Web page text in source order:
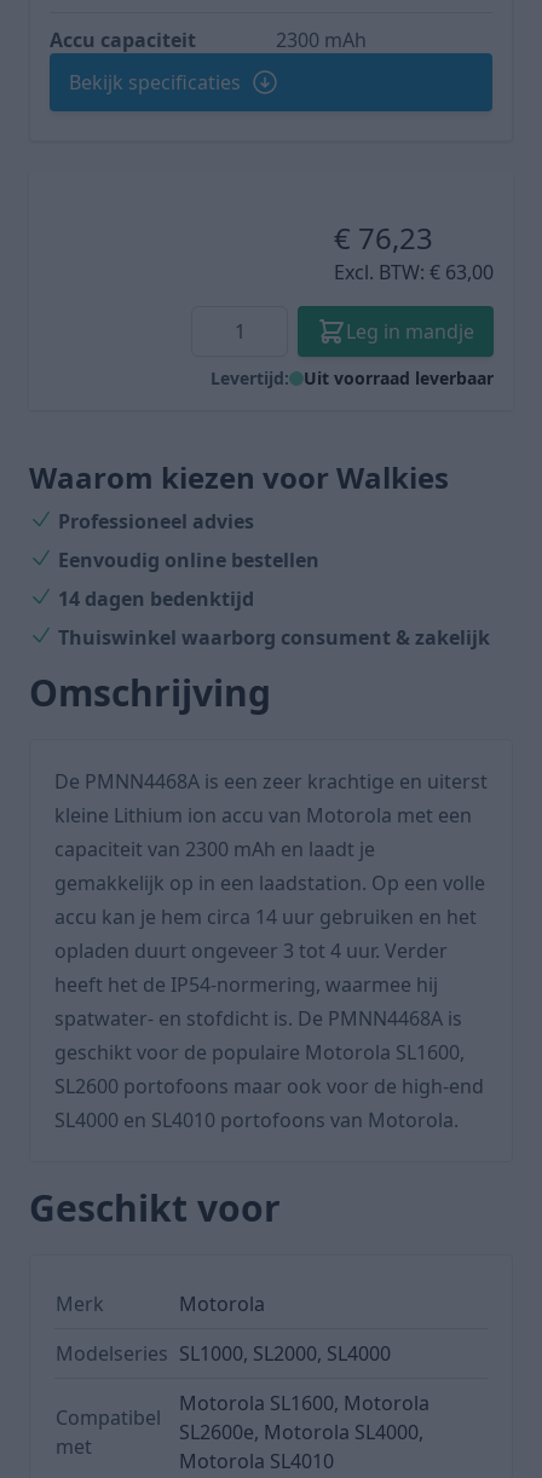
Accu capaciteit
2300 mAh
Bekijk specificaties
€ 76,23
Excl. BTW: € 63,00
Aantal
Leg in mandje
Levertijd: Uit voorraad leverbaar
Waarom kiezen voor Walkies
Professioneel advies
Eenvoudig online bestellen
14 dagen bedenktijd
Thuiswinkel waarborg consument &zakelijk
Omschrijving
De PMNN4468A is een zeer krachtige en uiterst
kleine Lithium ion accu van Motorola met een
capaciteit van 2300 mAh en laadt je
gemakkelijk op in een laadstation. Op een volle
accu kan je hem circa 14 uur gebruiken en het
opladen duurt ongeveer 3 tot 4 uur. Verder
heeft het de IP54-normering, waarmee hij
spatwater- en stofdicht is. De PMNN4468A is
geschikt voor de populaire Motorola SL1600,
SL2600 portofoons maar ook voor de high-end
SL4000 en SL4010 portofoons van Motorola.
Geschikt voor
Merk
Motorola
Modelseries SL1000, SL2000, SL4000
Compatibel
met
Motorola SL1600, Motorola
SL2600e, Motorola SL4000,
Motorola SL4010